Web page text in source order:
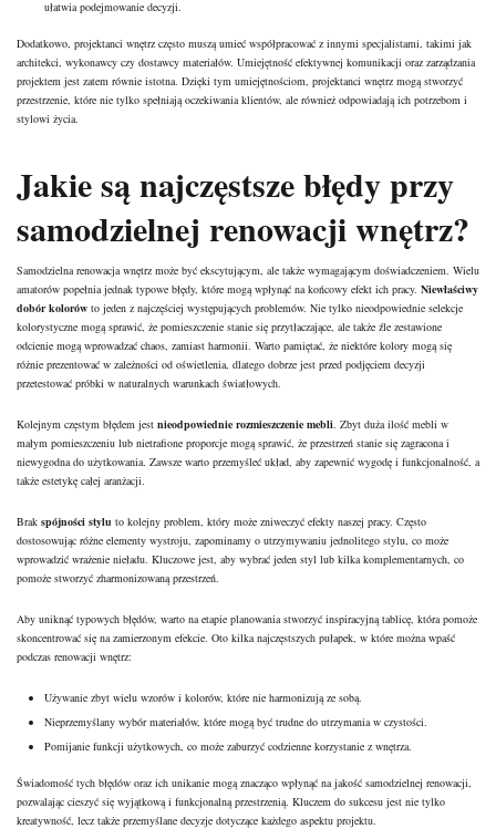
ułatwia podejmowanie decyzji.
Dodatkowo, projektanci wnętrz często muszą umieć współpracować z innymi specjalistami, takimi jak
architekci, wykonawcy czy dostawcy materiałów. Umiejętność efektywnej komunikacji oraz zarządzania
projektem jest zatem równie istotna. Dzięki tym umiejętnościom, projektanci wnętrz mogą stworzyć
przestrzenie, które nie tylko spełniają oczekiwania klientów, ale również odpowiadają ich potrzebom i
stylowi życia.
Jakie są najczęstsze błędy przy
samodzielnej renowacji wnętrz?
Samodzielna renowacja wnętrz może być ekscytującym, ale także wymagającym doświadczeniem. Wielu
amatorów popełnia jednak typowe błędy, które mogą wpłynąć na końcowy efekt ich pracy. Niewłaściwy
dobór kolorów to jeden z najczęściej występujących problemów. Nie tylko nieodpowiednie selekcje
kolorystyczne mogą sprawić, że pomieszczenie stanie się przytłaczające, ale także źle zestawione
odcienie mogą wprowadzać chaos, zamiast harmonii. Warto pamiętać, że niektóre kolory mogą się
różnie prezentować w zależności od oświetlenia, dlatego dobrze jest przed podjęciem decyzji
przetestować próbki w naturalnych warunkach światłowych.
Kolejnym częstym błędem jest nieodpowiednie rozmieszczenie mebli. Zbyt duża ilość mebli w
małym pomieszczeniu lub nietrafione proporcje mogą sprawić, że przestrzeń stanie się zagracona i
niewygodna do użytkowania. Zawsze warto przemyśleć układ, aby zapewnić wygodę i funkcjonalność, a
także estetykę całej aranżacji.
Brak spójności stylu to kolejny problem, który może zniweczyć efekty naszej pracy. Często
dostosowując różne elementy wystroju, zapominamy o utrzymywaniu jednolitego stylu, co może
wprowadzić wrażenie nieładu. Kluczowe jest, aby wybrać jeden styl lub kilka komplementarnych, co
pomoże stworzyć zharmonizowaną przestrzeń.
Aby uniknąć typowych błędów, warto na etapie planowania stworzyć inspiracyjną tablicę, która pomoże
skoncentrować się na zamierzonym efekcie. Oto kilka najczęstszych pułapek, w które można wpaść
podczas renowacji wnętrz:
Używanie zbyt wielu wzorów i kolorów, które nie harmonizują ze sobą.
Nieprzemyślany wybór materiałów, które mogą być trudne do utrzymania w czystości.
Pomijanie funkcji użytkowych, co może zaburzyć codzienne korzystanie z wnętrza.
Świadomość tych błędów oraz ich unikanie mogą znacząco wpłynąć na jakość samodzielnej renowacji,
pozwalając cieszyć się wyjątkową i funkcjonalną przestrzenią. Kluczem do sukcesu jest nie tylko
kreatywność, lecz także przemyślane decyzje dotyczące każdego aspektu projektu.